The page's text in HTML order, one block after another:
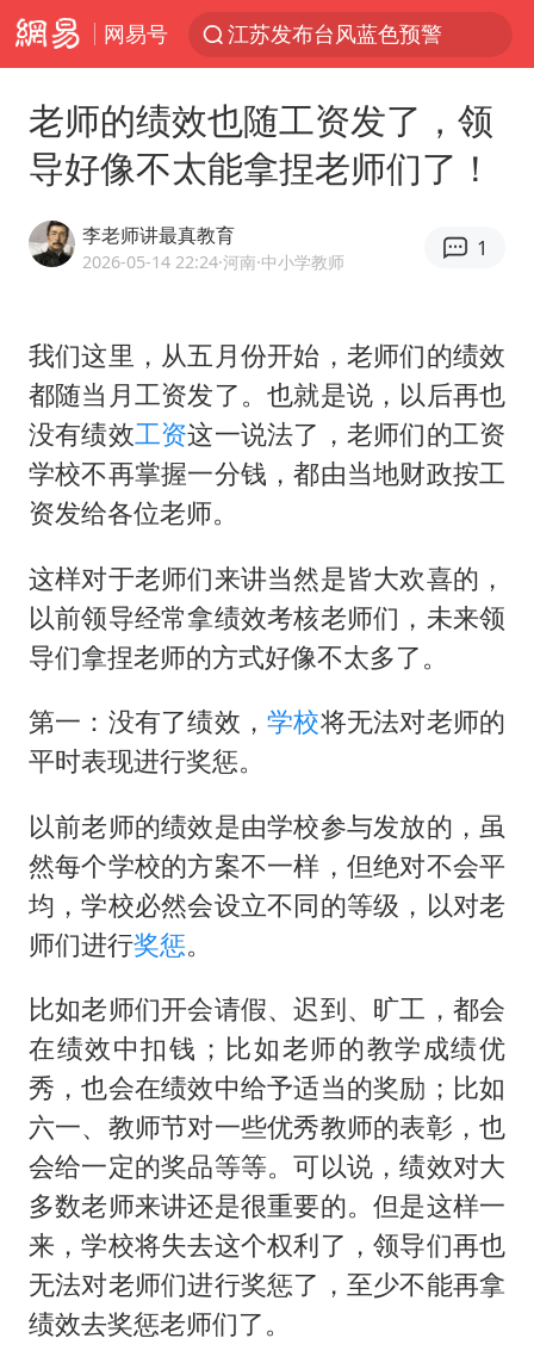
网易号
江苏发布台风蓝色预警
泰国校园枪击案死亡人数升至7人
汪峰阻止14岁女儿买大牌
东航新规：提前14天可免费退改签
年内第一高价股今日打新
“立秋的第一杯奶茶”又爆单了
河南回应带薪错峰休假通知引争议
女孩摆摊卖菌子时收到北大通知书
国防部回应日本试射“战斧”导弹
东方之约 相约未来
老师的绩效也随工资发了，领
导好像不太能拿捏老师们了！
李老师讲最真教育
2026-05-14 22:24·河南·中小学教师
1
我们这里，从五月份开始，老师们的绩效
都随当月工资发了。也就是说，以后再也
没有绩效工资这一说法了，老师们的工资
学校不再掌握一分钱，都由当地财政按工
资发给各位老师。
这样对于老师们来讲当然是皆大欢喜的，
以前领导经常拿绩效考核老师们，未来领
导们拿捏老师的方式好像不太多了。
第一：没有了绩效，学校将无法对老师的
平时表现进行奖惩。
以前老师的绩效是由学校参与发放的，虽
然每个学校的方案不一样，但绝对不会平
均，学校必然会设立不同的等级，以对老
师们进行奖惩。
比如老师们开会请假、迟到、旷工，都会
在绩效中扣钱；比如老师的教学成绩优
秀，也会在绩效中给予适当的奖励；比如
六一、教师节对一些优秀教师的表彰，也
会给一定的奖品等等。可以说，绩效对大
多数老师来讲还是很重要的。但是这样一
来，学校将失去这个权利了，领导们再也
无法对老师们进行奖惩了，至少不能再拿
绩效去奖惩老师们了。